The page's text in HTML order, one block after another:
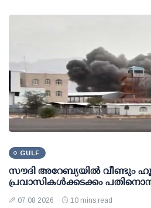
GULF
സൗദി അറേബ്യയില്‍ വീണ്ടും
പ്രവാസികള്‍ക്കടക്കം
07 08 2026 10 mins read